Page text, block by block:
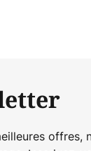
offres,